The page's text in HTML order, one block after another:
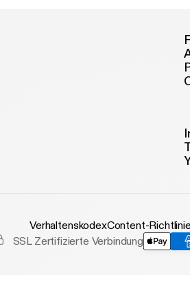
et afsnit af Anmelderne på P1, der aldrig blev sendt. Vært:
‘Halli’ Sigvaldson , deltager i Hotel Romantik Susanna Lange, gift
Garlichs, programchef for ekstern produktion på DR
danske ordbog under det danske sprog- og
VerhaltenskodexContent-
SSL Zertifizierte Verbindung